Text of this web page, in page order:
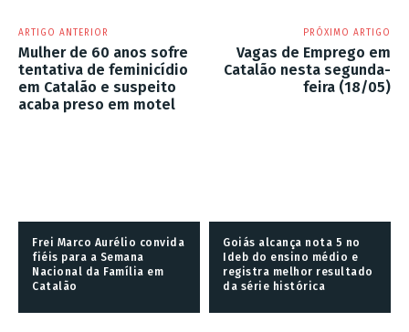
ARTIGO ANTERIOR
Mulher de 60 anos sofre
tentativa de feminicídio
em Catalão e suspeito
acaba preso em motel
PRÓXIMO ARTIGO
Vagas de Emprego em
Catalão nesta segunda-
feira (18/05)
Frei Marco Aurélio convida
fiéis para a Semana
Nacional da Família em
Catalão
Goiás alcança nota 5 no
Ideb do ensino médio e
registra melhor resultado
da série histórica